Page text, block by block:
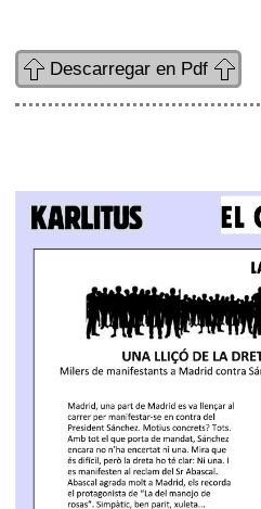
Descarregar en Pdf